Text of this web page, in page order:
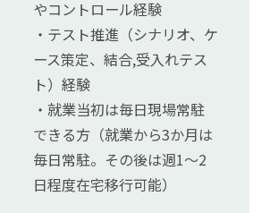
やコントロール経験
・テスト推進（シナリオ、ケ
ース策定、結合,受入れテス
ト）経験
・就業当初は毎日現場常駐
できる方（就業から3か月は
毎日常駐。その後は週1～2
日程度在宅移行可能）